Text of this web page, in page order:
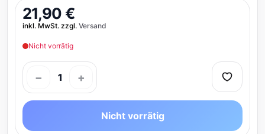
21,90 €
inkl. MwSt. zzgl. Versand
Nicht vorrätig
− 1 +
Nicht vorrätig